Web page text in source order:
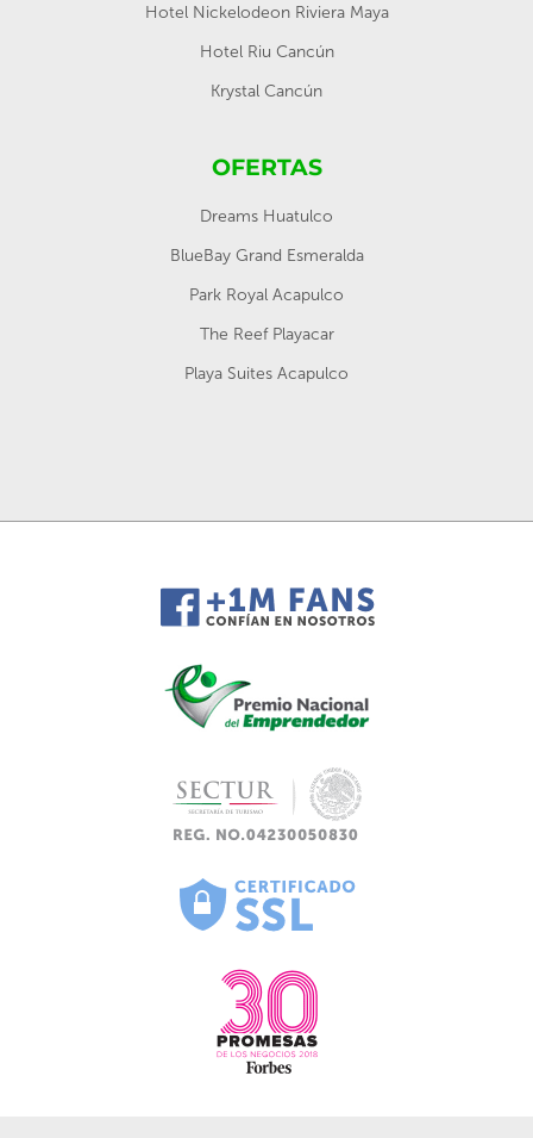
Hotel Nickelodeon Riviera Maya
Hotel Riu Cancún
Krystal Cancún
OFERTAS
Dreams Huatulco
BlueBay Grand Esmeralda
Park Royal Acapulco
The Reef Playacar
Playa Suites Acapulco